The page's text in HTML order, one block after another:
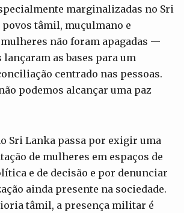
marginalizadas no Sri
povos tâmil, muçulmano e
não foram apagadas —
lançaram as bases para um
centrado nas pessoas.
podemos alcançar uma paz
Sri Lanka passa por exigir uma
de mulheres em espaços de
e de decisão e por denunciar
ainda presente na sociedade.
tâmil, a presença militar é